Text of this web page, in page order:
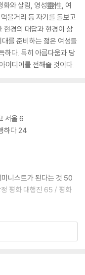
화와 살림, 영성靈性, 여
을거리 등 자기를 돌보고
현경의 대답과 현경이 삶
를 준비하는 젊은 여성들
하다. 특히 아름다움과 당
이디어를 전해줄 것이다.
서울 6
하다 24
니스트가 된다는 것 50
평화 대행진 65 / 평화